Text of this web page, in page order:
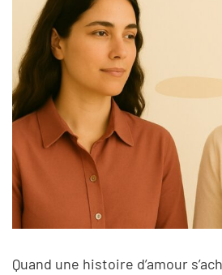
Quand une histoire d’amour